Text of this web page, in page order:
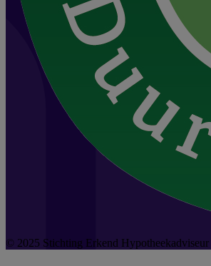
© 2025 Stichting Erkend Hypotheekadviseur